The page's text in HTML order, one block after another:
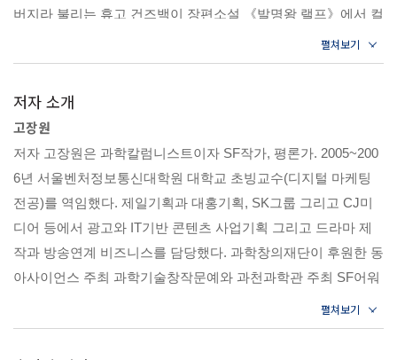
화성으로 떠나려면 무엇을 준비해야 할까
웜홀은 영화에서처럼 우주를 잇는 통로가 될 수 있을까
Chapter 4. 세계화 - 이동의 간소화인가 위험의 가속화인가
하나가 된 지구촌 경제가 전염병의 세계화를 이끈다
황사를 줄이려다 도달한 뜻밖의 기술혁신
미래의 교통수단은 어디까지 발달할 수 있을까
하이퍼루프 그리고 첨단교통수단의 어제와 내일
순간이동이 가능하다면 세상은 어떻게 바뀔까
날씨를 우리 입맛대로 조절할 수 있을까
버지라 불리는 휴고 건즈백이 장편소설 《발명왕 랠프》에서 컬
러TV와 비디오 전화 그리고 원격 화상회의가 등장하는 27세기
의 모험담을 발표한 해가 1929년이다. 그러나 2017년의 우리들
비전을 현실과는 동떨어진 별천지인 양 오해하기 쉽다. 실은 하
루에도 수백 번씩 어제의 SF세계와 만나고 있음에도 말이다. S
F란 하루하루 변하면서 쏜살같이 달리고 있는 과학이란 열차에
타고 있는 인간을 순간포착해서 카메라로 찍은 다음 인간학적인
해석을 덧붙여 놓은 해설서이다. 그래서 SF는 꿈인 동시에 현실
이다. 다시 말해 요즘 SF가 대중문화의 강력한 아이콘으로 등장
하고 있는 까닭은 무엇보다도 SF 자체가 꿈을 주는 동시에 현실
에서 계속 확인할 수 있는 공명현상을 계속 불러일으키기 때문
이리라. 본서는 그러한 증거들을 관련 주제별로 모아 당신에게
저자 소개
고장원
저자 고장원은 과학칼럼니스트이자 SF작가, 평론가. 2005~200
6년 서울벤처정보통신대학원 대학교 초빙교수(디지털 마케팅
전공)를 역임했다. 제일기획과 대홍기획, SK그룹 그리고 CJ미
디어 등에서 광고와 IT기반 콘텐츠 사업기획 그리고 드라마 제
작과 방송연계 비즈니스를 담당했다. 과학창의재단이 후원한 동
아사이언스 주최 과학기술창작문예와 과천과학관 주최 SF어워
드 심사위원을 수차례 맡았다. 수십 년간 SF와 과학의 긴밀한
관계에 깊은 관심을 가져왔으며 〈주간경향〉과 〈사이언스타